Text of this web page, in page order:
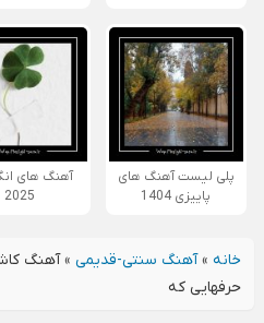
پلی لیست آهنگ های
پاییزی 1404
آهنگ های
2025
خانه»آهنگ سنتی-قدیمی»آهنگ
حرفهایی که